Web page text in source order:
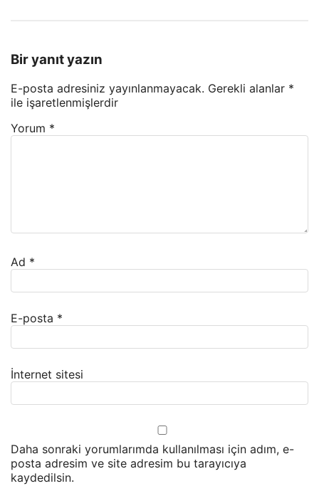
Bir yanıt yazın
E-posta adresiniz yayınlanmayacak. Gerekli alanlar *
ile işaretlenmişlerdir
Yorum *
Ad *
E-posta *
İnternet sitesi
Daha sonraki yorumlarımda kullanılması için adım, e-
posta adresim ve site adresim bu tarayıcıya
kaydedilsin.